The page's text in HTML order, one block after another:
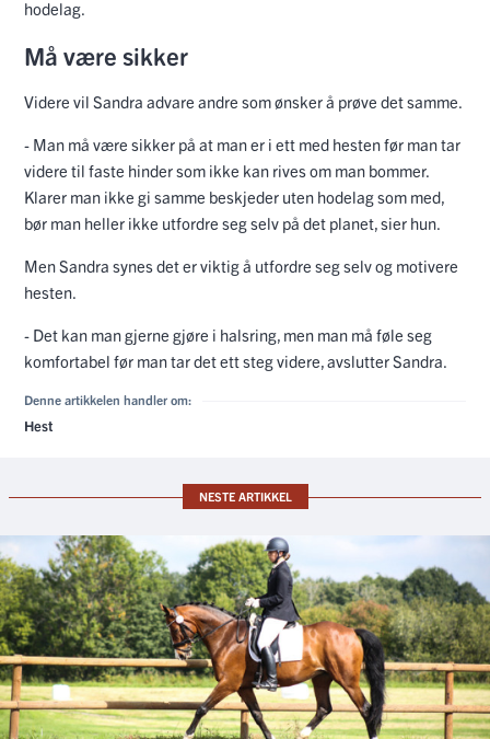
hodelag.
Må være sikker
Videre vil Sandra advare andre som ønsker å prøve det samme.
- Man må være sikker på at man er i ett med hesten før man tar
videre til faste hinder som ikke kan rives om man bommer.
Klarer man ikke gi samme beskjeder uten hodelag som med,
bør man heller ikke utfordre seg selv på det planet, sier hun.
Men Sandra synes det er viktig å utfordre seg selv og motivere
hesten.
- Det kan man gjerne gjøre i halsring, men man må føle seg
komfortabel før man tar det ett steg videre, avslutter Sandra.
Denne artikkelen handler om:
Hest
NESTE ARTIKKEL